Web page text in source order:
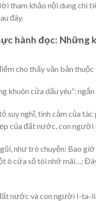
tham khảo nội dung chi
đây.
hành đọc: Những
cho thấy văn bản thuộc
khuôn cửa dấu yêu”: ngắn
suy nghĩ, tình cảm của tác
của đất nước, con người
như trò chuyện: Bao
ô cửa sổ tôi nhớ mãi…;
nước và con người I-ta-